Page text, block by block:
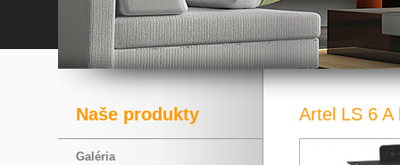
Naše produkty
Galéria
Artel LS 6 A